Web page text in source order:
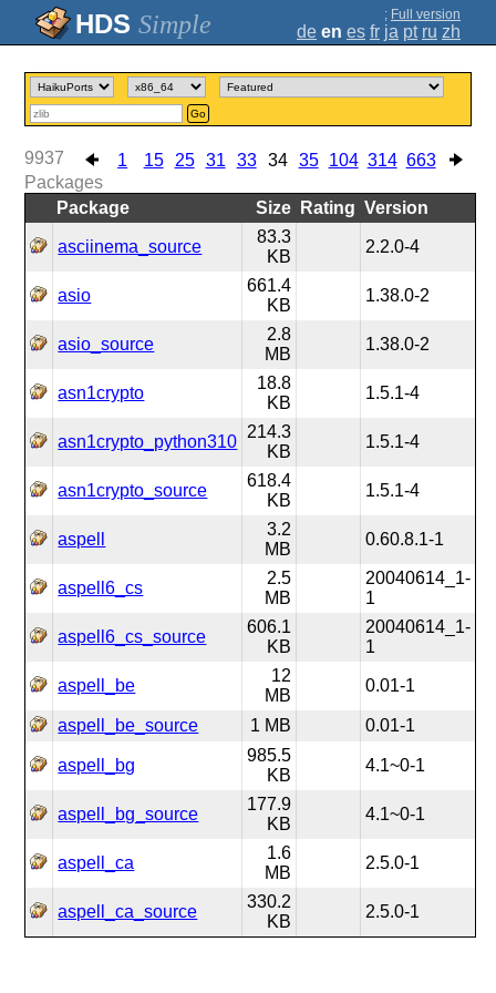
Simple ; Full version
de en es fr ja pt ru zh
Go
1 15 25 31 33 34 35 104 314 663
9937
Packages
Package
Size Rating Version
asciinema_source
83.3
KB
2.2.0-4
asio
661.4
KB
1.38.0-2
asio_source
2.8
MB
1.38.0-2
asn1crypto
18.8
KB
1.5.1-4
asn1crypto_python310
214.3
KB
1.5.1-4
asn1crypto_source
618.4
KB
1.5.1-4
aspell
3.2
MB
0.60.8.1-1
aspell6_cs
2.5
MB
20040614_1-
1
aspell6_cs_source
606.1
KB
20040614_1-
1
aspell_be
12
MB
0.01-1
aspell_be_source 1 MB 0.01-1
aspell_bg
985.5
KB
4.1~0-1
aspell_bg_source
177.9
KB
4.1~0-1
aspell_ca
1.6
MB
2.5.0-1
aspell_ca_source
330.2
KB
2.5.0-1